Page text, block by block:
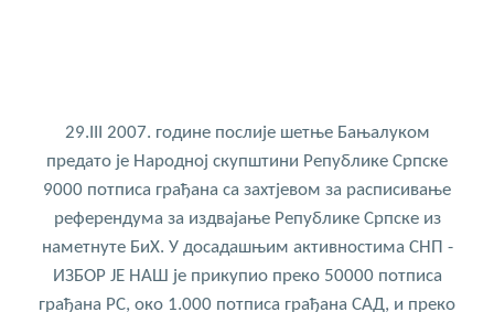
29.III 2007. године послије шетње Бањалуком
предато је Народној скупштини Републике Српске
9000 потписа грађана са захтјевом за расписивање
референдума за издвајање Републике Српске из
наметнуте БиХ. У досадашњим активностима СНП -
ИЗБОР ЈЕ НАШ је прикупио преко 50000 потписа
грађана РС, око 1.000 потписа грађана САД, и преко